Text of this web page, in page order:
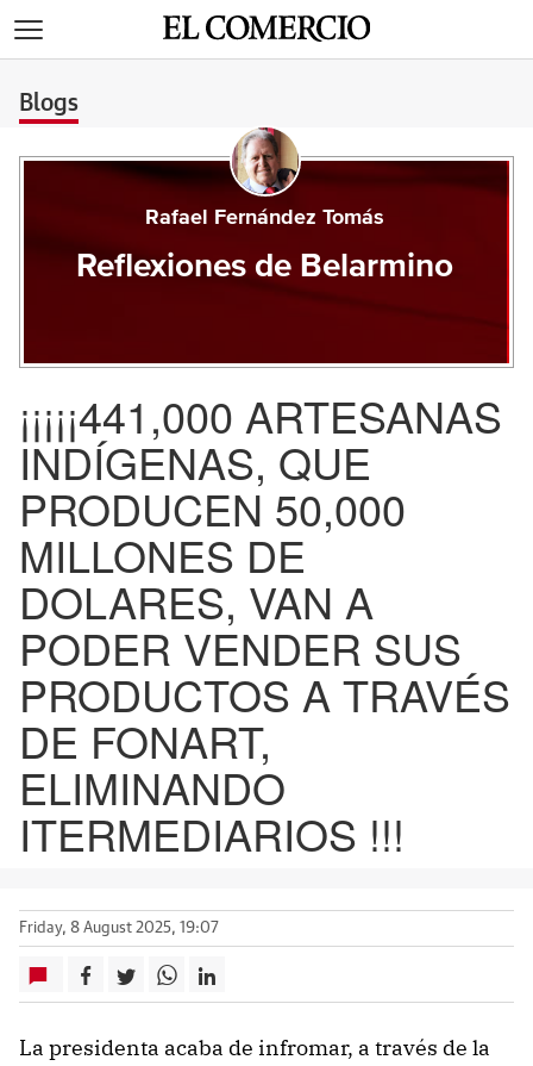
Blogs
Rafael Fernández Tomás
Reflexiones de Belarmino
¡¡¡¡¡441,000 ARTESANAS
INDÍGENAS, QUE
PRODUCEN 50,000
MILLONES DE
DOLARES, VAN A
PODER VENDER SUS
PRODUCTOS A TRAVÉS
DE FONART,
ELIMINANDO
ITERMEDIARIOS !!!
Friday, 8 August 2025, 19:07
La presidenta acaba de infromar, a través de la